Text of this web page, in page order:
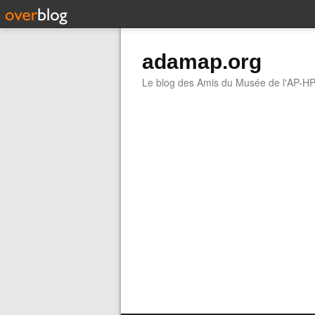
adamap.org
Le blog des Amis du Musée de l'AP-HP